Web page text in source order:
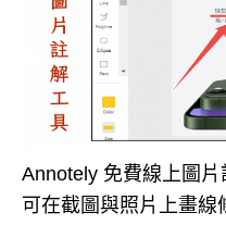
Annotely 免費線上圖
可在截圖與照片上畫線